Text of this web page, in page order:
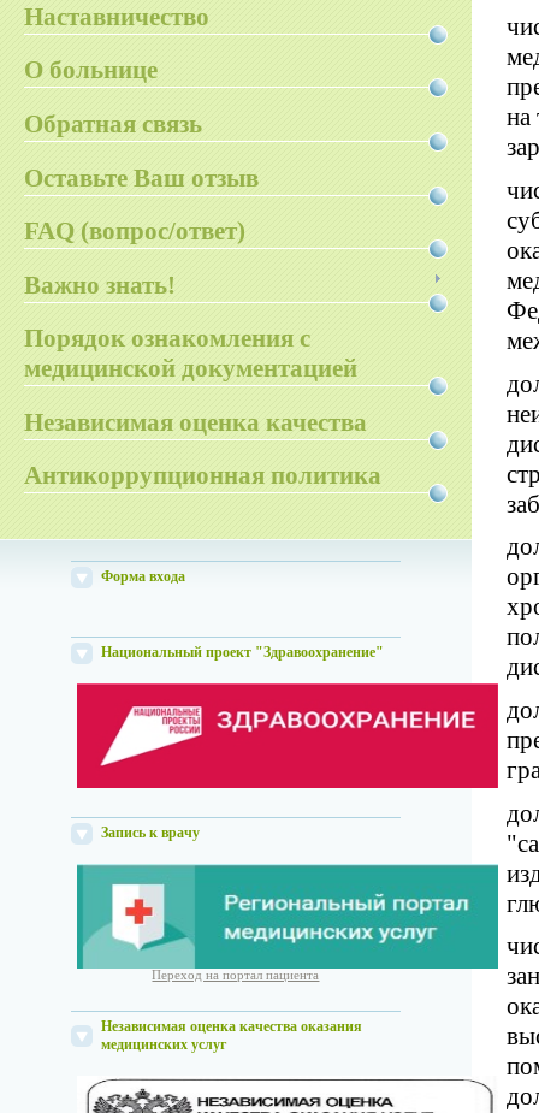
Наставничество
О больнице
Обратная связь
Оставьте Ваш отзыв
FAQ (вопрос/ответ)
Важно знать!
Порядок ознакомления с
медицинской документацией
Независимая оценка качества
Антикоррупционная политика
Форма входа
Национальный проект "Здравоохранение"
Запись к врачу
Переход на портал пациента
Независимая оценка качества оказания
медицинских услуг
на